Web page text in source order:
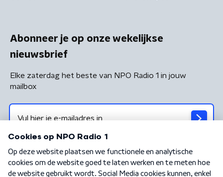
Abonneer je op onze wekelijkse
nieuwsbrief
Elke zaterdag het beste van NPO Radio 1 in jouw
mailbox